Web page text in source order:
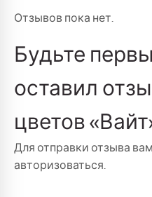
Отзывов пока нет.
Будьте
оставил
цветов
Для отправки отзыва
авторизоваться.